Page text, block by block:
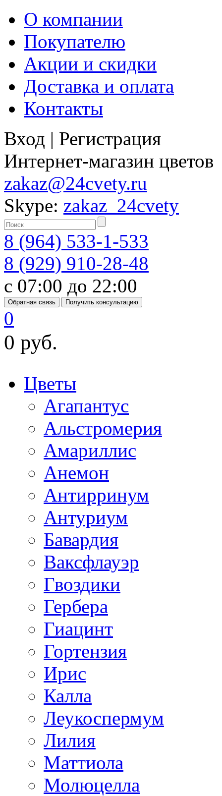
О компании
Покупателю
Акции и скидки
Доставка и оплата
Контакты
Вход | Регистрация
Интернет-магазин цветов
zakaz@24cvety.ru
Skype: zakaz_24cvety
8 (964) 533-1-533
8 (929) 910-28-48
с 07:00 до 22:00
Обратная связь Получить консультацию
0
0 руб.
Цветы
Агапантус
Альстромерия
Амариллис
Анемон
Антирринум
Антуриум
Бавардия
Ваксфлауэр
Гвоздики
Гербера
Гиацинт
Гортензия
Ирис
Калла
Леукоспермум
Лилия
Маттиола
Молюцелла